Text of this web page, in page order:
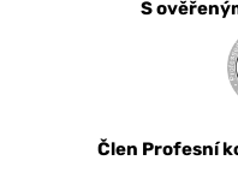
S
Člen Profesní